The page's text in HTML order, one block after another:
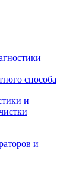
способа
и
и